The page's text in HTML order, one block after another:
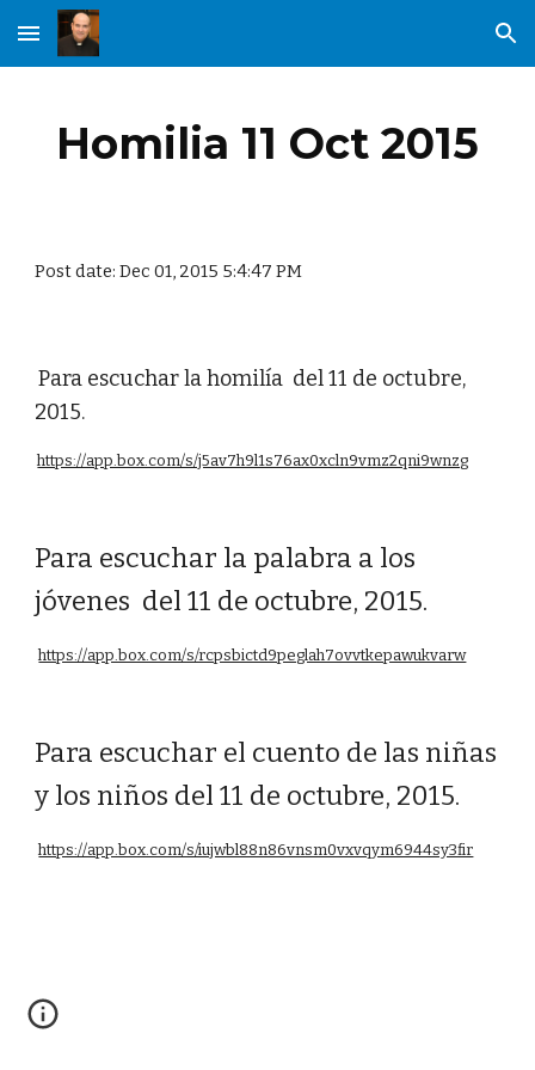
Skip to main content Skip to navigation
Homilia 11 Oct 2015
Post date: Dec 01, 2015 5:4:47 PM
Para escuchar la homilía del 11 de octubre,
2015.
https://app.box.com/s/j5av7h9l1s76ax0xcln9vmz2qni9wnzg
Para escuchar la palabra a los
jóvenes del 11 de octubre, 2015.
https://app.box.com/s/rcpsbictd9peglah7ovvtkepawukvarw
Para escuchar el cuento de las niñas
y los niños del 11 de octubre, 2015.
https://app.box.com/s/iujwbl88n86vnsm0vxvqym6944sy3fir